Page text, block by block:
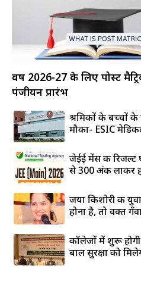
वर्ष 2026-27 के लिए पोस्ट
पंजीयन प्रारंभ
श्रमिकों के बच्चों के
मौका- ESIC
जेईई मेंस की रिजल्ट
से 300 अंक लाकर
जया किशोरी की
होना है, तो वक्त
कॉलेजों में शुरू होगी
बाल सुरक्षा को